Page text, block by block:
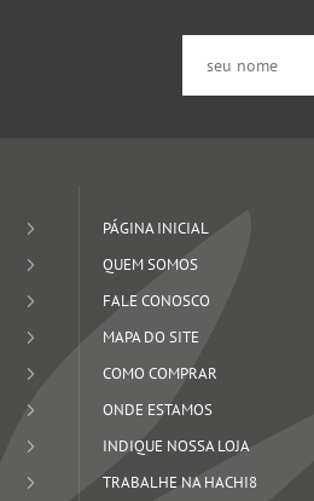
PÁGINA INICIAL
QUEM SOMOS
FALE CONOSCO
MAPA DO SITE
COMO COMPRAR
ONDE ESTAMOS
INDIQUE NOSSA LOJA
TRABALHE NA HACHI8